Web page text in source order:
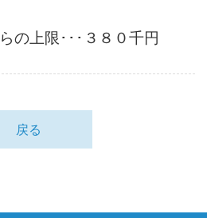
の上限･･･３８０千円
戻る